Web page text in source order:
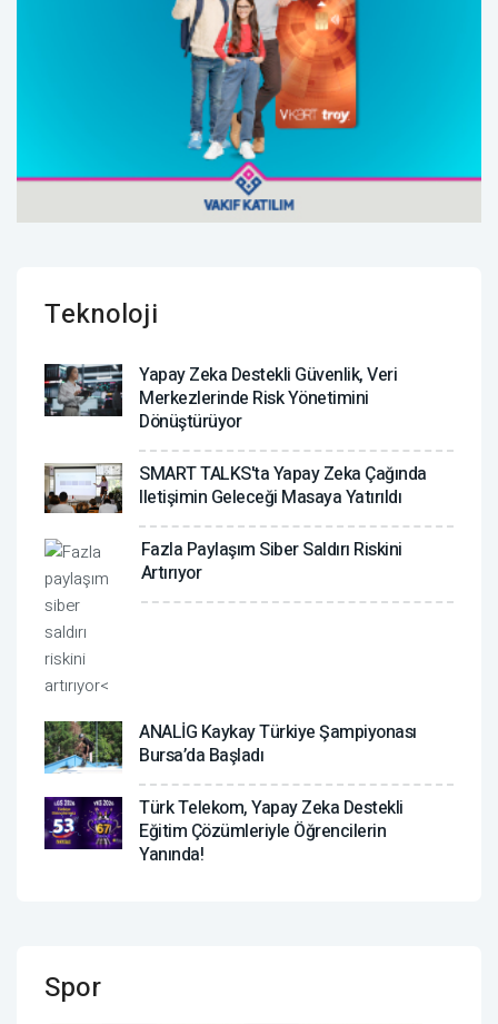
Teknoloji
Yapay Zeka Destekli Güvenlik, Veri
Merkezlerinde Risk Yönetimini
Dönüştürüyor
SMART TALKS'ta Yapay Zeka Çağında
Iletişimin Geleceği Masaya Yatırıldı
Fazla Paylaşım Siber Saldırı Riskini
Artırıyor
ANALİG Kaykay Türkiye Şampiyonası
Bursa’da Başladı
Türk Telekom, Yapay Zeka Destekli
Eğitim Çözümleriyle Öğrencilerin
Yanında!
Spor